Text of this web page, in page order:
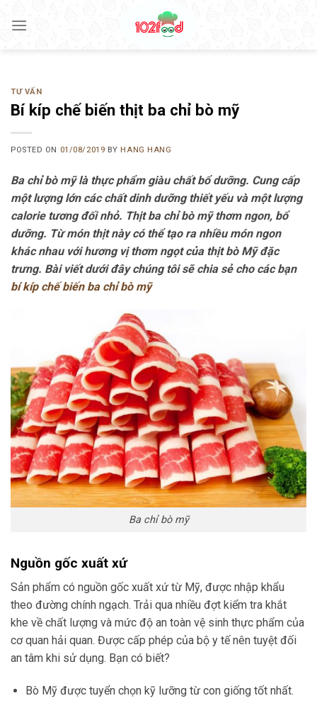
TƯ VẤN
Bí kíp chế biến thịt ba chỉ bò mỹ
POSTED ON 01/08/2019 BY HANG HANG
Ba chỉ bò mỹ là thực phẩm giàu chất bổ dưỡng. Cung cấp
một lượng lớn các chất dinh dưỡng thiết yếu và một lượng
calorie tương đối nhỏ. Thịt ba chỉ bò mỹ thơm ngon, bổ
dưỡng. Từ món thịt này có thể tạo ra nhiều món ngon
khác nhau với hương vị thơm ngọt của thịt bò Mỹ đặc
trưng. Bài viết dưới đây chúng tôi sẽ chia sẻ cho các bạn
bí kíp chế biến ba chỉ bò mỹ
Ba chỉ bò mỹ
Nguồn gốc xuất xứ
Sản phẩm có nguồn gốc xuất xứ từ Mỹ, được nhập khẩu
theo đường chính ngạch. Trải qua nhiều đợt kiểm tra khắt
khe về chất lượng và mức độ an toàn vệ sinh thực phẩm của
cơ quan hải quan. Được cấp phép của bộ y tế nên tuyệt đối
an tâm khi sử dụng. Bạn có biết?
Bò Mỹ được tuyển chọn kỹ lưỡng từ con giống tốt nhất.